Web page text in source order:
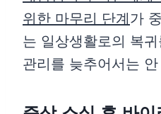
위한 마무리 단계 가
는 일상생활로의 복
관리를 늦추어서는